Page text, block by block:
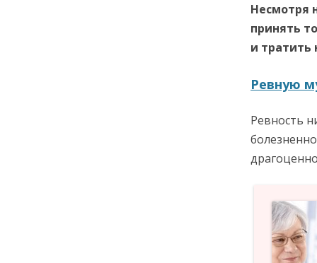
Несмотря
принять
и тратить
Ревную
Ревность